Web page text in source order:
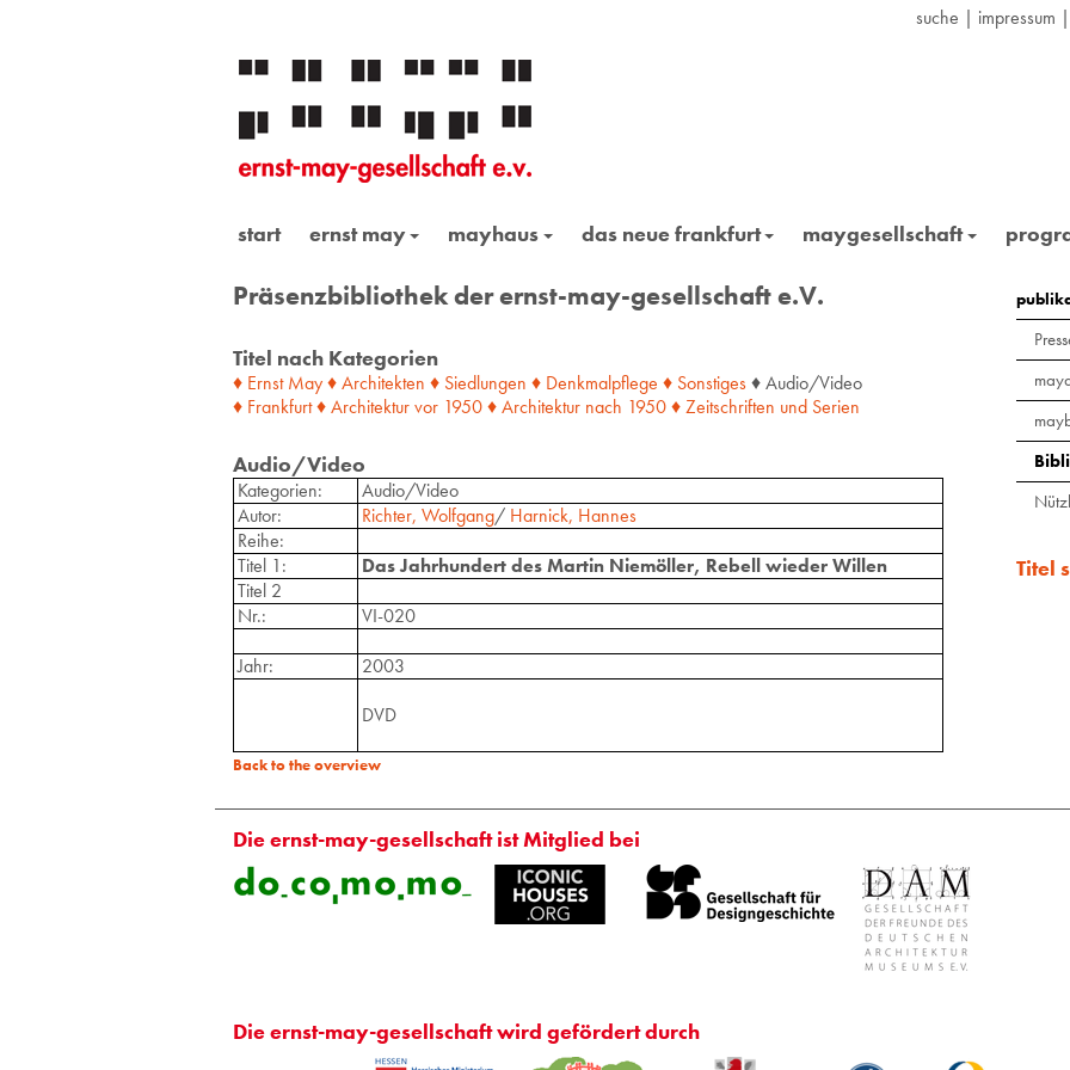
suche | impressum |
start ernst may mayhaus das neue frankfurt maygesellschaft
Präsenzbibliothek der ernst-may-gesellschaft e.V.
Titel nach Kategorien
♦ Ernst May ♦ Architekten ♦ Siedlungen ♦ Denkmalpflege ♦ Sonstiges♦ Audio/Video
♦ Frankfurt ♦ Architektur vor 1950 ♦ Architektur nach 1950 ♦ Zeitschriften und Serien
Audio/Video
Kategorien:
Audio/Video
Autor:
Richter, Wolfgang/ Harnick, Hannes
Reihe:
Titel 1:
Das Jahrhundert des Martin Niemöller, Rebell wieder Willen
Titel 2
Nr.:
VI-020
Jahr:
2003
DVD
Back to the overview
Titel
Die ernst-may-gesellschaft ist Mitglied bei
Die ernst-may-gesellschaft wird gefördert durch